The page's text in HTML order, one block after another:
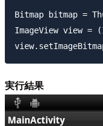
Bitmap bitmap =
ImageView view =
実行結果